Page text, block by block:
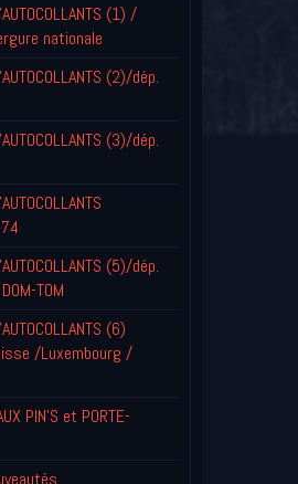
(1) /
nationale
(2)/dép.
(3)/dép.
(5)/dép.
TOM
(6)
/Luxembourg /
PIN'S et PORTE-